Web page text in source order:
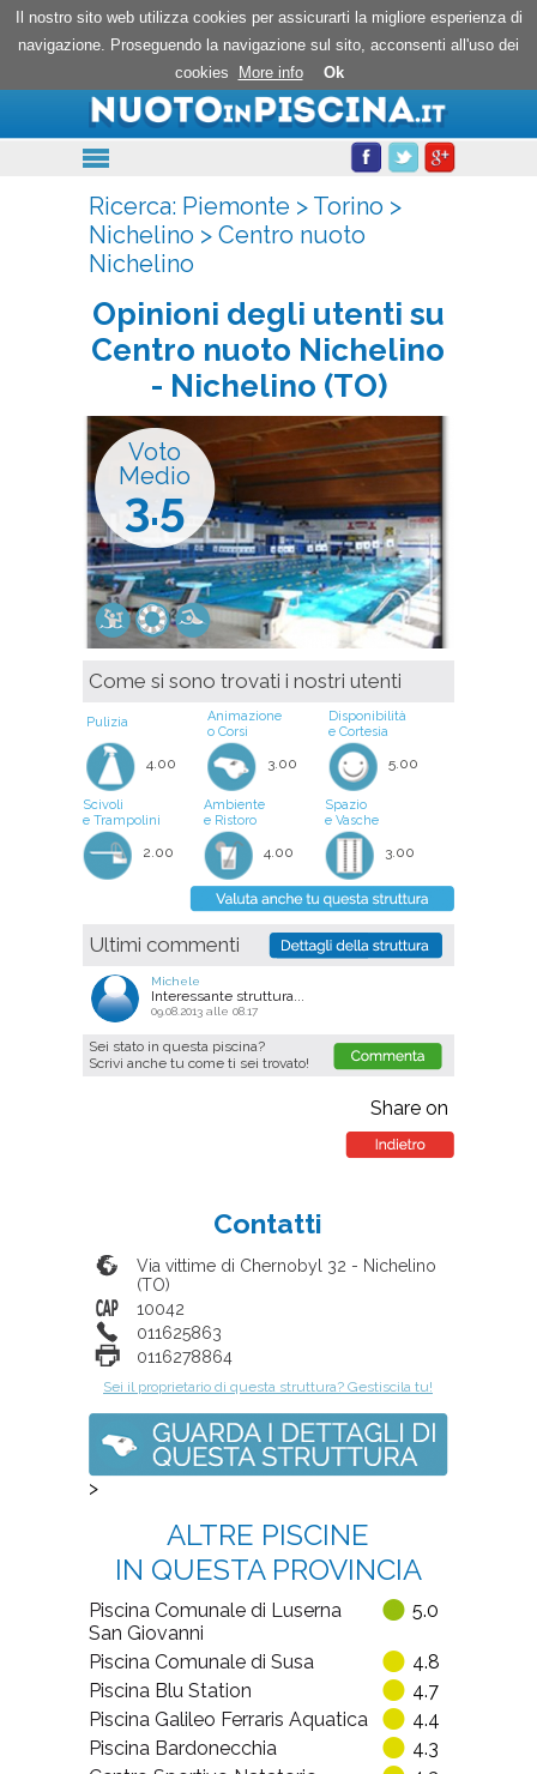
Centro nuoto Nichelino: opinioni degli utenti
Ricerca: Piemonte > Torino >
Nichelino > Centro nuoto
Nichelino
Opinioni degli utenti su
Centro nuoto Nichelino
- Nichelino (TO)
Voto
Medio
3.5
Come si sono trovati i nostri utenti
Pulizia
4.00
Animazione
o Corsi
3.00
Disponibilità
e Cortesia
5.00
Scivoli
e Trampolini
2.00
Ambiente
e Ristoro
4.00
Spazio
e Vasche
3.00
Ultimi commenti
Michele
Interessante struttura...
09.08.2013 alle 08.17
Sei stato in questa piscina?
Scrivi anche tu come ti sei trovato!
Share on
Contatti
Via vittime di Chernobyl 32 - Nichelino
(TO)
10042
011625863
0116278864
Sei il proprietario di questa struttura? Gestiscila tu!
>
ALTRE PISCINE
IN QUESTA PROVINCIA
Piscina Comunale di Luserna
San Giovanni
5.0
Piscina Comunale di Susa
4.8
Piscina Blu Station
4.7
Piscina Galileo Ferraris Aquatica
4.4
Piscina Bardonecchia
4.3
Il nostro sito web utilizza cookies per assicurarti la migliore esperienza di
navigazione. Proseguendo la navigazione sul sito, acconsenti all'uso dei
cookies
More info Ok